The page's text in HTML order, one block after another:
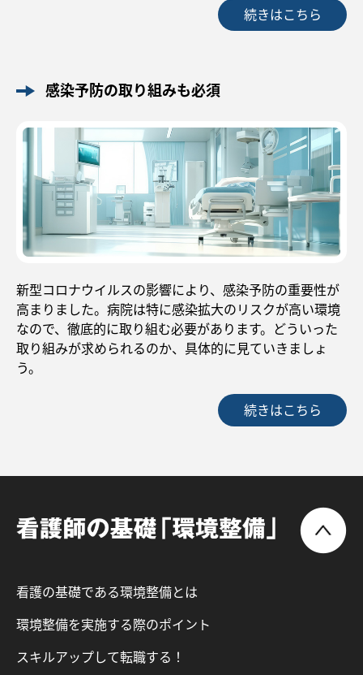
続きはこちら
感染予防の取り組みも必須
新型コロナウイルスの影響により、感染予防の重要性が
高まりました。病院は特に感染拡大のリスクが高い環境
なので、徹底的に取り組む必要があります。どういった
取り組みが求められるのか、具体的に見ていきましょ
う。
続きはこちら
看護の基礎である環境整備とは
環境整備を実施する際のポイント
スキルアップして転職する！